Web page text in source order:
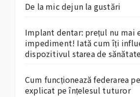
De la mic dejun la gustări
Implant dentar: prețul nu mai
impediment! Iată cum îți
dispozitivul starea de
Cum funcționează federarea
explicat pe înțelesul tuturor